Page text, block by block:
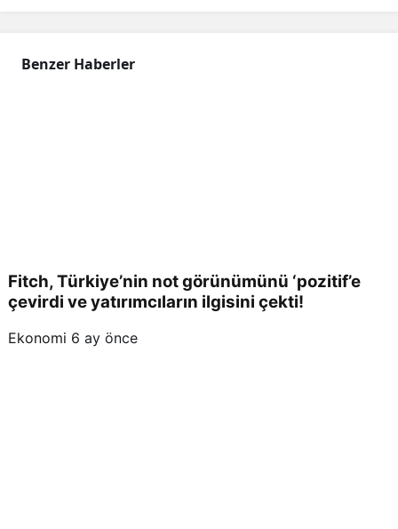
Benzer Haberler
Fitch, Türkiye’nin not görünümünü ‘pozitif’e
çevirdi ve yatırımcıların ilgisini çekti!
Ekonomi 6 ay önce